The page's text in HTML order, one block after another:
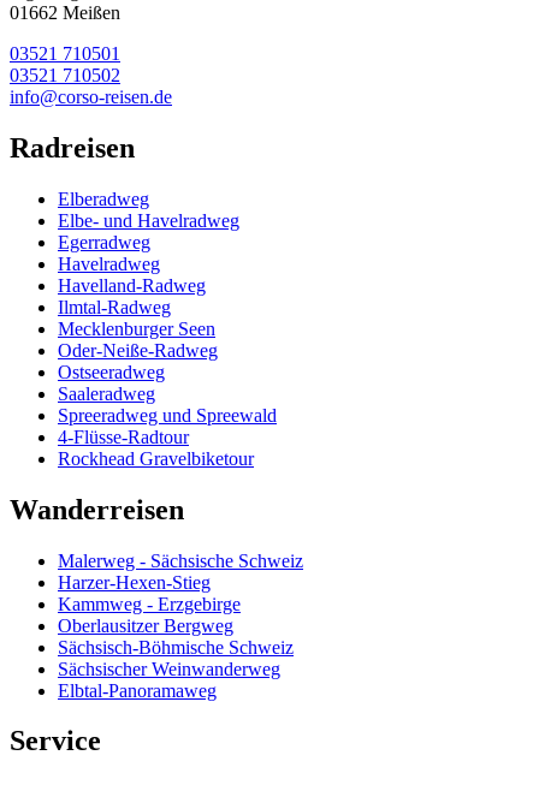
01662 Meißen
03521 710501
03521 710502
info@corso-reisen.de
Radreisen
Elberadweg
Elbe- und Havelradweg
Egerradweg
Havelradweg
Havelland-Radweg
Ilmtal-Radweg
Mecklenburger Seen
Oder-Neiße-Radweg
Ostseeradweg
Saaleradweg
Spreeradweg und Spreewald
4-Flüsse-Radtour
Rockhead Gravelbiketour
Wanderreisen
Malerweg - Sächsische Schweiz
Harzer-Hexen-Stieg
Kammweg - Erzgebirge
Oberlausitzer Bergweg
Sächsisch-Böhmische Schweiz
Sächsischer Weinwanderweg
Elbtal-Panoramaweg
Service